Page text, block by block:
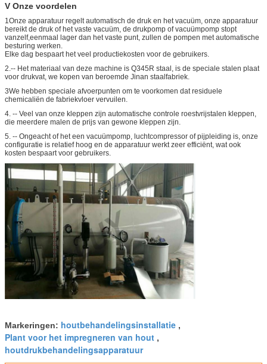
V Onze voordelen
1Onze apparatuur regelt automatisch de druk en het vacuüm, onze apparatuur
bereikt de druk of het vaste vacuüm, de drukpomp of vacuümpomp stopt
vanzelf,eenmaal lager dan het vaste punt, zullen de pompen met automatische
besturing werken.
Elke dag bespaart het veel productiekosten voor de gebruikers.
2.-- Het materiaal van deze machine is Q345R staal, is de speciale stalen plaat
voor drukvat, we kopen van beroemde Jinan staalfabriek.
3We hebben speciale afvoerpunten om te voorkomen dat residuele
chemicaliën de fabriekvloer vervuilen.
4. -- Veel van onze kleppen zijn automatische controle roestvrijstalen kleppen,
die meerdere malen de prijs van gewone kleppen zijn.
5. -- Ongeacht of het een vacuümpomp, luchtcompressor of pijpleiding is, onze
configuratie is relatief hoog en de apparatuur werkt zeer efficiënt, wat ook
kosten bespaart voor gebruikers.
Markeringen: houtbehandelingsinstallatie ,
Plant voor het impregneren van hout ,
houtdrukbehandelingsapparatuur